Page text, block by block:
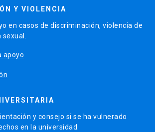
Y VIOLENCIA
en casos de discriminación, violencia de
sexual.
apoyo
y consejo si se ha vulnerado
en la universidad.